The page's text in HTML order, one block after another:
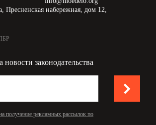
Пресненская набережная, дом 12,
новости законодательства
получение рекламных рассылок по